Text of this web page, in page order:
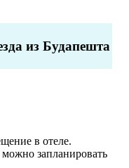
из Будапешта
в отеле.
запланировать